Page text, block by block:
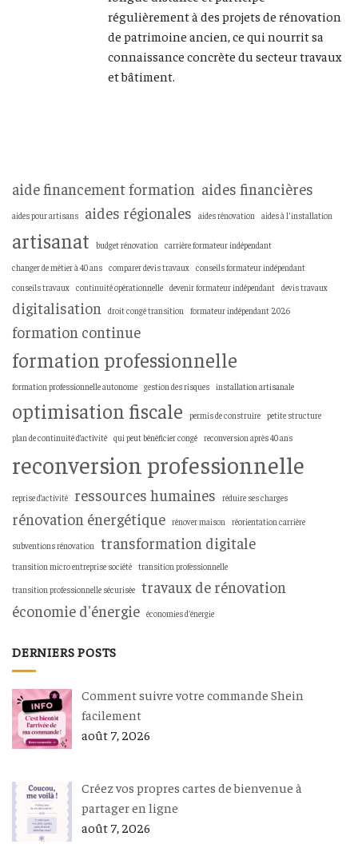
régulièrement à des projets de rénovation
de patrimoine ancien, ce qui nourrit sa
connaissance concrète du secteur travaux
et bâtiment.
aide financement formation aides financières
aides pour artisans aides régionales aides rénovation aides à l’installation
artisanat budget rénovation carrière formateur indépendant
changer de métier à 40 ans comparer devis travaux
conseils formateur indépendant
conseils travaux
continuité opérationnelle devenir formateur indépendant devis travaux
digitalisation droit congé transition formateur indépendant 2026
formation continue
formation professionnelle
formation professionnelle autonome gestion des risques installation artisanale
optimisation fiscale permis de construire petite structure
plan de continuité d’activité qui peut bénéficier congé reconversion après 40 ans
reconversion professionnelle
reprise d’activité ressources humaines réduire ses charges
rénovation énergétique rénover maison réorientation carrière
subventions rénovation transformation digitale
transition micro entreprise société transition professionnelle
transition professionnelle sécurisée
travaux de rénovation
économie d'énergie
économies d'énergie
DERNIERS POSTS
Comment suivre votre commande Shein
facilement
août 7, 2026
Créez vos propres cartes de bienvenue à
partager en ligne
août 7, 2026